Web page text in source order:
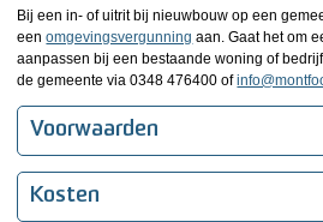
Bij een in- of uitrit bij nieuwbouw op een
eenomgevingsvergunning aan. Gaat het om
aanpassen bij een bestaande woning of
de gemeente via 0348 476400 of
Voorwaarden
Kosten